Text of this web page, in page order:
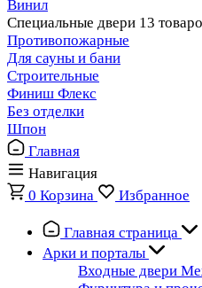
Винил
Специальные двери 13
Противопожарные
Для сауны и бани
Строительные
Финиш Флекс
Без отделки
Шпон
Главная
Навигация
0 Корзина Избранное
Главная страница
Арки и порталы
Входные двери